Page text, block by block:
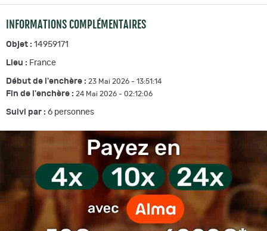
INFORMATIONS COMPLÉMENTAIRES
Objet : 14959171
Lieu : France
Début de l'enchère : 23 Mai 2026 - 13:51:14
Fin de l'enchère : 24 Mai 2026 - 02:12:06
Suivi par : 6 personnes